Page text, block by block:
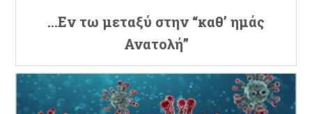
…Εν τω μεταξύ στην “καθ’ ημάς
Ανατολή”